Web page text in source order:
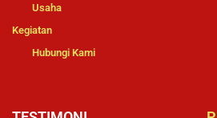
Usaha
Kegiatan
Hubungi Kami